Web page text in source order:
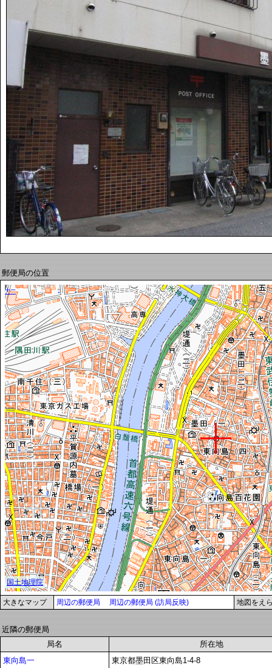
郵便局の位置
大きなマップ 周辺の郵便局 周辺の郵便局 (訪局反映) 地図をえ
近隣の郵便局
局名
所在地
東向島一
東京都墨田区東向島1-4-8